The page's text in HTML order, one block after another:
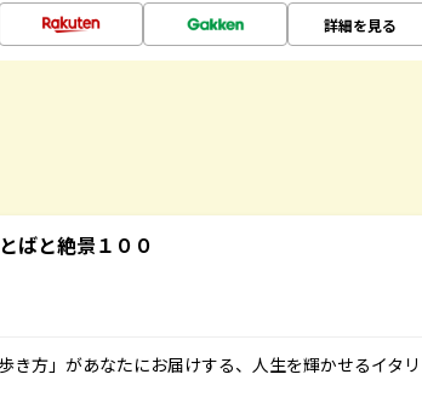
詳細を見る
ばと絶景１００
き方」があなたにお届けする、人生を輝かせるイタリ